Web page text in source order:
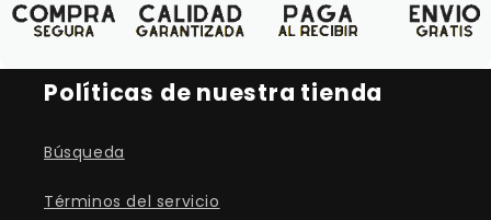
Políticas de nuestra tienda
Búsqueda
Términos del servicio